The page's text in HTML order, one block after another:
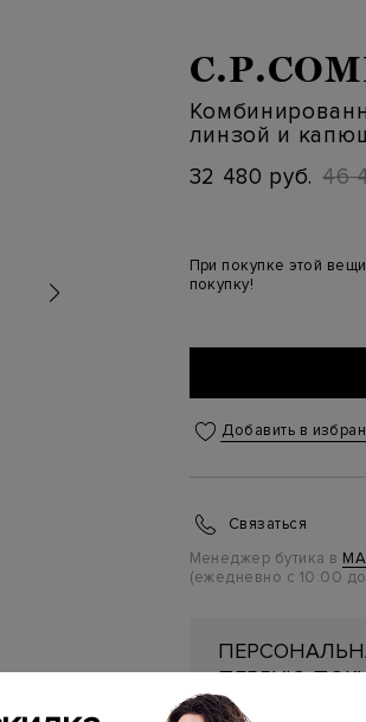
линзой и
32 480 руб. 46
При покупке этой
покупку!
Добавить в
Связаться
Менеджер бутика в
(ежедневно с 10:00
ПЕРВУЮ
Подробнее